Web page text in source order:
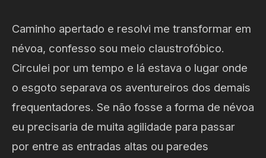
Caminho apertado e resolvi me transformar em
névoa, confesso sou meio claustrofóbico.
Circulei por um tempo e lá estava o lugar onde
o esgoto separava os aventureiros dos demais
frequentadores. Se não fosse a forma de névoa
eu precisaria de muita agilidade para passar
por entre as entradas altas ou paredes